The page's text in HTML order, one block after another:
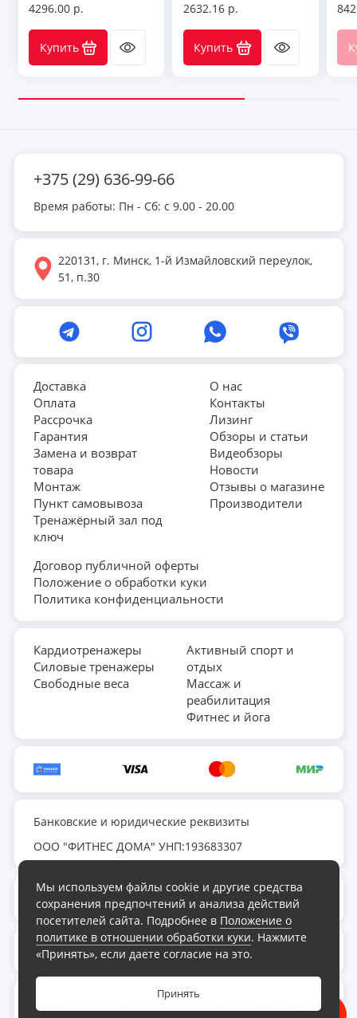
4296.00 р.
Купить
Westinghouse 13Y,
белый, с изменяемым
углом наклона
2632.16 р.
Купить
Мы используем файлы cookie и другие средства
сохранения предпочтений и анализа действий
посетителей сайта. Подробнее в Положение о
политике в отношении обработки куки. Нажмите
«Принять», если даете согласие на это.
Принять
+375 (29) 636-99-66
Время работы: Пн - Сб: с 9.00 - 20.00
220131, г. Минск, 1-й Измайловский переулок,
51, п.30
Доставка
Оплата
Рассрочка
Гарантия
Замена и возврат
товара
Монтаж
Пункт самовывоза
Тренажёрный зал под
ключ
О нас
Контакты
Лизинг
Обзоры и статьи
Видеобзоры
Новости
Отзывы о магазине
Производители
Договор публичной оферты
Положение о обработки куки
Политика конфиденциальности
Кардиотренажеры
Силовые тренажеры
Свободные веса
Активный спорт и
отдых
Массаж и
реабилитация
Фитнес и йога
Банковские и юридические реквизиты
ООО "ФИТНЕС ДОМА" УНП:193683307
fds.by@yandex.ru
Обратный звонок
Интернет-магазин «Фитнес Дома», 2026